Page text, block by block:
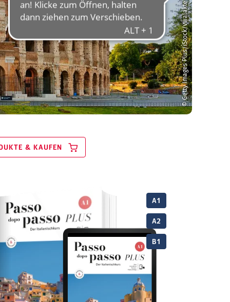
© Getty Images Plus/iStock/vwalakte
& KAUFEN
A1
A2
B1